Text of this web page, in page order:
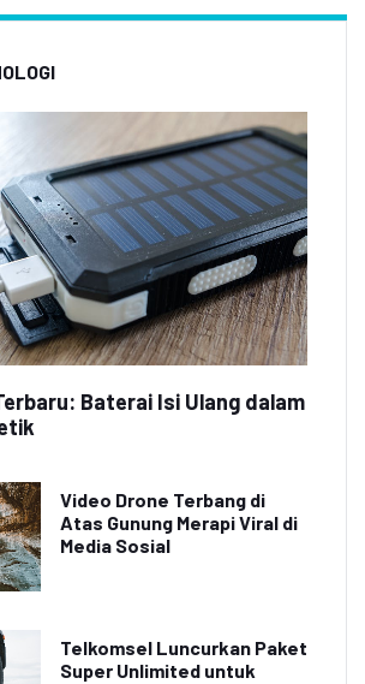
Baterai Isi Ulang dalam
Video Drone Terbang di
Atas Gunung Merapi Viral di
Media Sosial
Telkomsel Luncurkan Paket
Super Unlimited untuk